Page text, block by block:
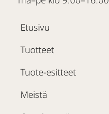
Etusivu
Tuotteet
Tuote-esitteet
Meistä